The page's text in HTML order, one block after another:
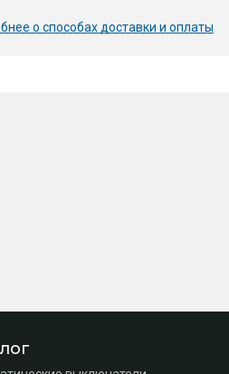
о способах доставки и оплаты